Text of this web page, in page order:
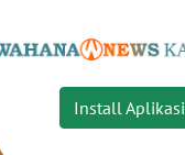
Install Aplikasi